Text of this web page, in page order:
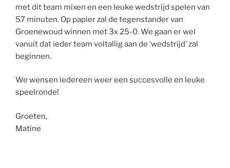
met dit team mixen en een leuke wedstrijd spelen van
57 minuten. Op papier zal de tegenstander van
Groenewoud winnen met 3x 25-0. We gaan er wel
vanuit dat ieder team voltallig aan de ‘wedstrijd’ zal
beginnen.
We wensen iedereen weer een succesvolle en leuke
speelronde!
Groeten,
Matine